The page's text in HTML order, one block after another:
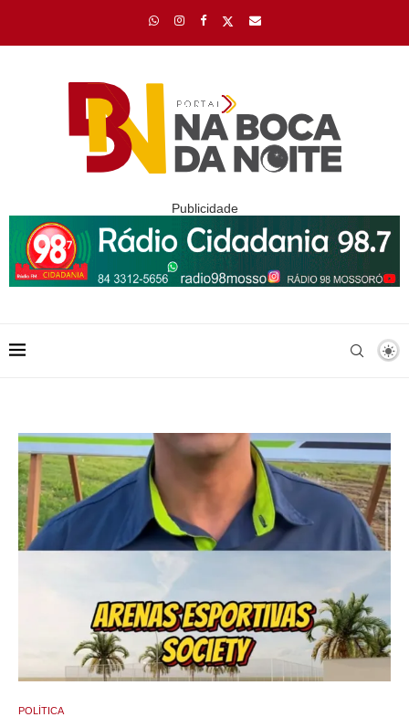
Publicidade
POLÍTICA